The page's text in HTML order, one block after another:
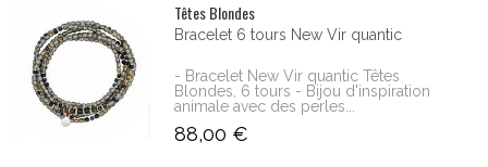
Têtes Blondes
Bracelet 6 tours New Vir quantic
- Bracelet New Vir quantic Têtes
Blondes, 6 tours - Bijou d'inspiration
animale avec des perles...
88,00 €